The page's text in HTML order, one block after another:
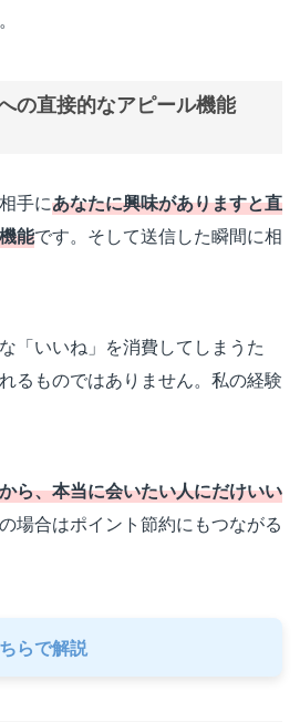
の直接的なアピール機能
手にあなたに興味がありますと直
能です。そして送信した瞬間に相
「いいね」を消費してしまうた
るものではありません。私の経験
ら、本当に会いたい人にだけいい
場合はポイント節約にもつながる
らで解説